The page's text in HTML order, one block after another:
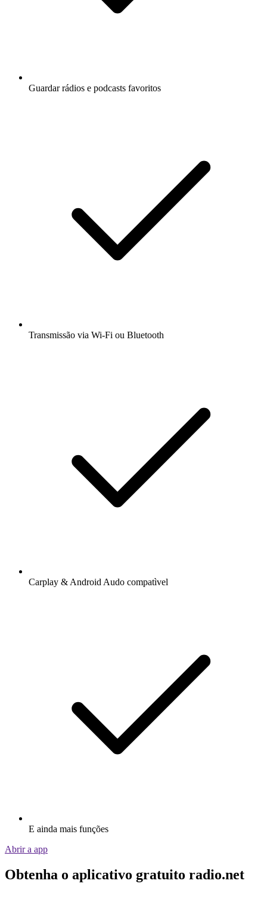
Guardar rádios e podcasts favoritos
Transmissão via Wi-Fi ou Bluetooth
Carplay & Android Audo compatìvel
E ainda mais funções
Abrir a app
Obtenha o aplicativo gratuito radio.net